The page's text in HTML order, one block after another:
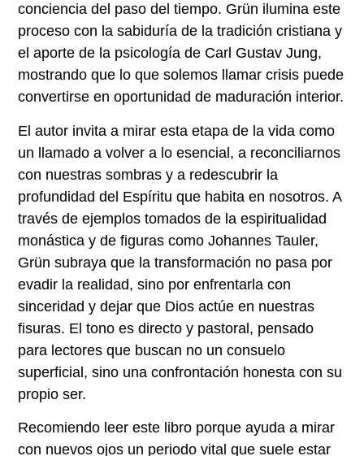
conciencia del paso del tiempo. Grün ilumina este
proceso con la sabiduría de la tradición cristiana y
el aporte de la psicología de Carl Gustav Jung,
mostrando que lo que solemos llamar crisis puede
convertirse en oportunidad de maduración interior.
El autor invita a mirar esta etapa de la vida como
un llamado a volver a lo esencial, a reconciliarnos
con nuestras sombras y a redescubrir la
profundidad del Espíritu que habita en nosotros. A
través de ejemplos tomados de la espiritualidad
monástica y de figuras como Johannes Tauler,
Grün subraya que la transformación no pasa por
evadir la realidad, sino por enfrentarla con
sinceridad y dejar que Dios actúe en nuestras
fisuras. El tono es directo y pastoral, pensado
para lectores que buscan no un consuelo
superficial, sino una confrontación honesta con su
propio ser.
Recomiendo leer este libro porque ayuda a mirar
con nuevos ojos un periodo vital que suele estar